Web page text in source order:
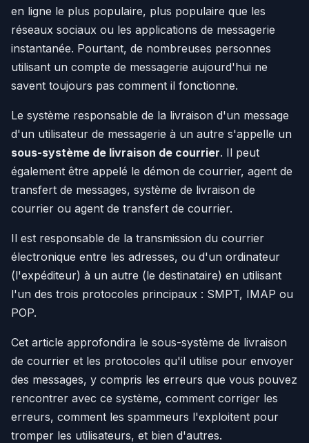
en ligne le plus populaire, plus populaire que les
réseaux sociaux ou les applications de messagerie
instantanée. Pourtant, de nombreuses personnes
utilisant un compte de messagerie aujourd'hui ne
savent toujours pas comment il fonctionne.
Le système responsable de la livraison d'un message
d'un utilisateur de messagerie à un autre s'appelle un
sous-système de livraison de courrier. Il peut
également être appelé le démon de courrier, agent de
transfert de messages, système de livraison de
courrier ou agent de transfert de courrier.
Il est responsable de la transmission du courrier
électronique entre les adresses, ou d'un ordinateur
(l'expéditeur) à un autre (le destinataire) en utilisant
l'un des trois protocoles principaux : SMPT, IMAP ou
POP.
Cet article approfondira le sous-système de livraison
de courrier et les protocoles qu'il utilise pour envoyer
des messages, y compris les erreurs que vous pouvez
rencontrer avec ce système, comment corriger les
erreurs, comment les spammeurs l'exploitent pour
tromper les utilisateurs, et bien d'autres.